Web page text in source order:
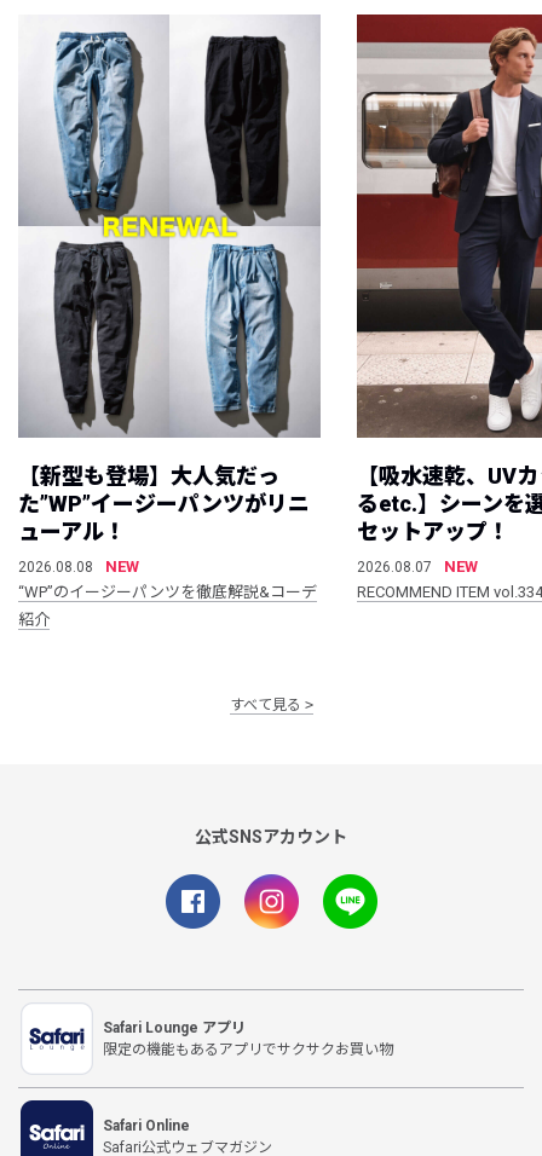
【新型も登場】大人気だっ
た”WP”イージーパンツがリニ
ューアル！
2026.08.08
NEW
“WP”のイージーパンツを徹底解説&コーデ
紹介
【吸水速乾、UV
るetc.】シーンを
セットアップ！
2026.08.07
NEW
RECOMMEND ITEM vol.334
すべて見る
公式SNSアカウント
Safari Lounge アプリ
限定の機能もあるアプリでサクサクお買い物
Safari Online
Safari公式ウェブマガジン